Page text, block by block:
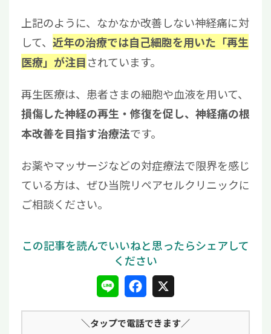
上記のように、なかなか改善しない神経痛に対
して、 近年の治療では自己細胞を用いた「再生
医療」が注目されています。
再生医療は、患者さまの細胞や血液を用いて、
損傷した神経の再生・修復を促し、神経痛の根
本改善を目指す治療法です。
お薬やマッサージなどの対症療法で限界を感じ
ている方は、ぜひ当院リペアセルクリニックに
ご相談ください。
L
n
F
c
X
＼タップで電話できます／